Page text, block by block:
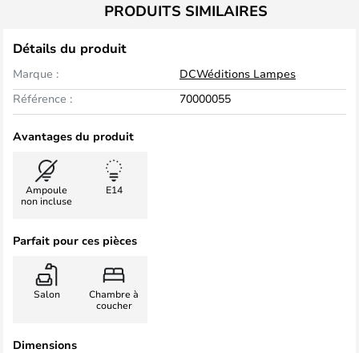
PRODUITS SIMILAIRES
Détails du produit
Marque :
DCWéditions Lampes
Référence :
70000055
Avantages du produit
Ampoule
non incluse
E14
Parfait pour ces pièces
Salon
Chambre à
coucher
Dimensions